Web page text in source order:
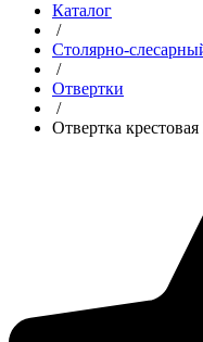
Каталог
/
Столярно-
/
Отвертки
/
Отвертка